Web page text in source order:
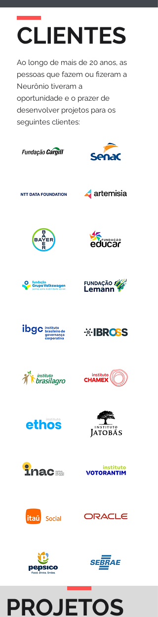
CLIENTES
Ao longo de mais de 20 anos, as
pessoas que fazem ou fizeram a
Neurônio tiveram a
oportunidade e o prazer de
desenvolver projetos para os
seguintes clientes:
PROJETOS